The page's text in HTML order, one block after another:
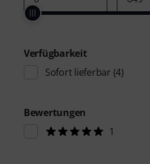
Verfügbarkeit
Sofort lieferbar (4)
Bewertungen
1